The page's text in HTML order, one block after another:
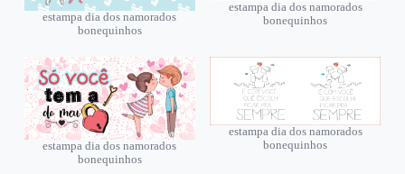
estampa dia dos namorados
bonequinhos
estampa dia dos namorados
bonequinhos
estampa dia dos namorados
bonequinhos
estampa dia dos namorados
bonequinhos